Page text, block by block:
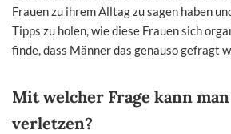
Frauen zu ihrem Alltag zu sagen haben
Tipps zu holen, wie diese Frauen sich
finde, dass Männer das genauso gefragt
Mit welcher Frage kann
verletzen?